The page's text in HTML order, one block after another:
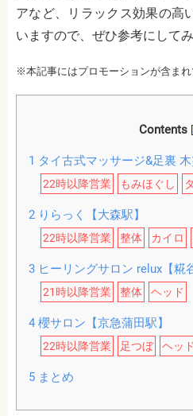
アなど、リラックス効果の高
いますので、ぜひ参考にして
※本記事にはプロモーションが含まれ
Contents [
1 タイ古式マッサージ&足裏 木
22時以降営業 もみほぐし
2りらっく【大森駅】
22時以降営業 整体 カイロ
3ヒーリングサロン relux【糀
21時以降営業 整体 ヘッド
4櫻サロン【京急蒲田駅】
22時以降営業 足つぼ ヘッド
5まとめ